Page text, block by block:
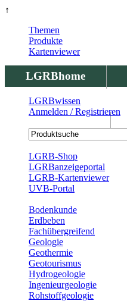
↑
LGRBhome
LGRBbohrungen
Themen
Produkte
Kartenviewer
LGRBwissen
Anmelden / Registrieren
LGRB-Shop
LGRBanzeigeportal
LGRB-Kartenviewer
UVB-Portal
Bodenkunde
Erdbeben
Fachübergreifend
Geologie
Geothermie
Geotourismus
Hydrogeologie
Ingenieurgeologie
Rohstoffgeologie